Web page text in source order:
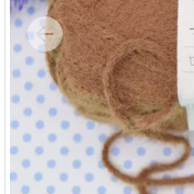
Previous